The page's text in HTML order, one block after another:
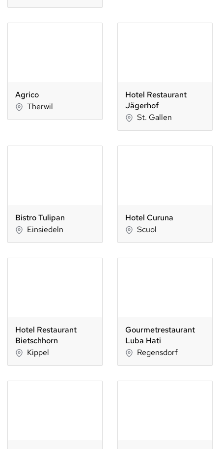
Agrico
Therwil
Hotel Restaurant
Jägerhof
St. Gallen
Bistro Tulipan
Einsiedeln
Hotel Curuna
Scuol
Hotel Restaurant
Bietschhorn
Kippel
Gourmetrestaurant
Luba Hati
Regensdorf